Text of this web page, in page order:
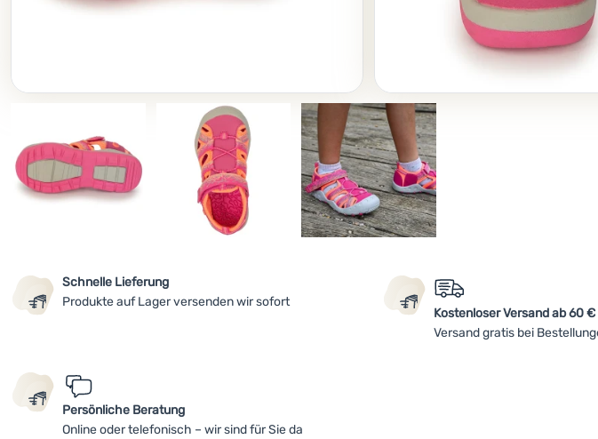
Schnelle Lieferung
Produkte auf Lager versenden wir sofort
Kostenloser Versand ab 60 €
Versand gratis bei
Persönliche Beratung
Online oder telefonisch – wir sind für Sie da